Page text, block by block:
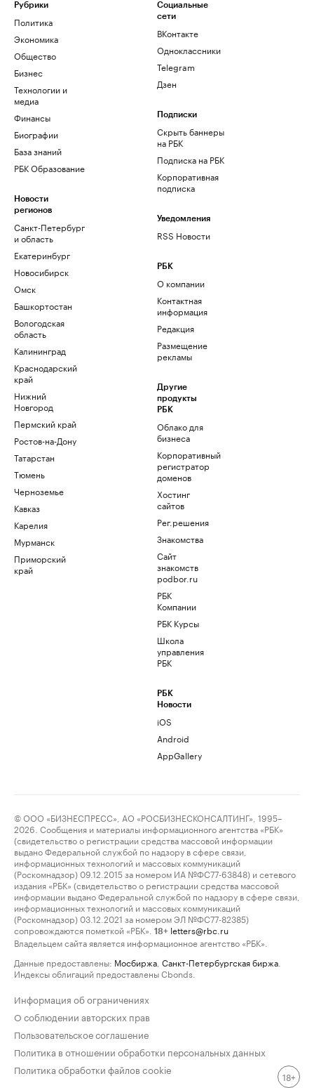
Рубрики
Политика
Экономика
Общество
Бизнес
Технологии и
медиа
Финансы
Биографии
База знаний
РБК Образование
Новости
регионов
Санкт-Петербург
и область
Екатеринбург
Новосибирск
Омск
Башкортостан
Вологодская
область
Калининград
Краснодарский
край
Нижний
Новгород
Пермский край
Ростов-на-Дону
Татарстан
Тюмень
Черноземье
Кавказ
Карелия
Мурманск
Приморский
край
Социальные
сети
ВКонтакте
Одноклассники
Telegram
Дзен
Подписки
Скрыть баннеры
на РБК
Подписка на РБК
Корпоративная
подписка
Уведомления
RSS Новости
РБК
О компании
Контактная
информация
Редакция
Размещение
рекламы
Другие
продукты
РБК
Облако для
бизнеса
Корпоративный
регистратор
доменов
Хостинг
сайтов
Рег.решения
Знакомства
Сайт
знакомств
podbor.ru
РБК
Компании
РБК Курсы
Школа
управления
РБК
РБК
Новости
iOS
Android
AppGallery
© ООО «БИЗНЕСПРЕСС», АО «РОСБИЗНЕСКОНСАЛТИНГ», 1995–
2026. Сообщения и материалы информационного агентства «РБК»
(свидетельство о регистрации средства массовой информации
выдано Федеральной службой по надзору в сфере связи,
информационных технологий и массовых коммуникаций
(Роскомнадзор) 09.12.2015 за номером ИА №ФС77-63848) и сетевого
издания «РБК» (свидетельство о регистрации средства массовой
информации выдано Федеральной службой по надзору в сфере связи,
информационных технологий и массовых коммуникаций
(Роскомнадзор) 03.12.2021 за номером ЭЛ №ФС77-82385)
сопровождаются пометкой «РБК».
18+ letters@rbc.ru
Владельцем сайта является информационное агентство «РБК».
Данные предоставлены: Мосбиржа Санкт-Петербургская биржа
Индексы облигаций предоставлены Cbonds.
Информация об ограничениях
О соблюдении авторских прав
Пользовательское соглашение
Политика в отношении обработки персональных данных
Политика обработки файлов cookie
18+